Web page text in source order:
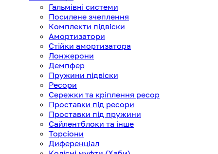
Гальмівні системи
Посилене зчеплення
Комплекти підвіски
Амортизатори
Стійки амортизатора
Лонжерони
Демпфер
Пружини підвіски
Ресори
Сережки та кріплення ресор
Проставки під ресори
Проставки під пружини
Сайлентблоки та інше
Торсіони
Диференціал